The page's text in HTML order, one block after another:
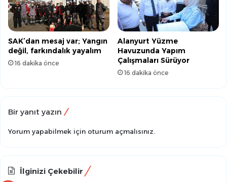
SAK’dan mesaj var; Yangın
değil, farkındalık yayalım
16 dakika önce
Alanyurt Yüzme
Havuzunda Yapım
Çalışmaları Sürüyor
16 dakika önce
Bir yanıt yazın
Yorum yapabilmek için oturum açmalısınız
İlginizi Çekebilir